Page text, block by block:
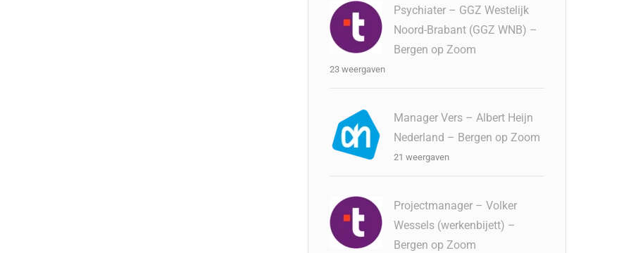
Psychiater – GGZ Westelijk
Noord-Brabant (GGZ WNB) –
Bergen op Zoom
23 weergaven
Manager Vers – Albert Heijn
Nederland – Bergen op Zoom
21 weergaven
Projectmanager – Volker
Wessels (werkenbijett) –
Bergen op Zoom